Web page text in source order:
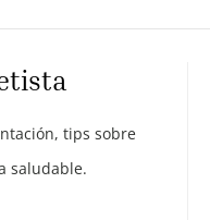
tips sobre
saludable.